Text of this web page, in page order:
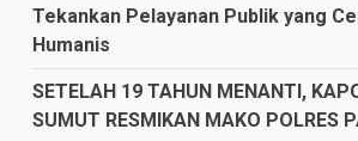
Tekankan Pelayanan Publik yang
Humanis
SETELAH 19 TAHUN MENANTI,
SUMUT RESMIKAN MAKO POLRES